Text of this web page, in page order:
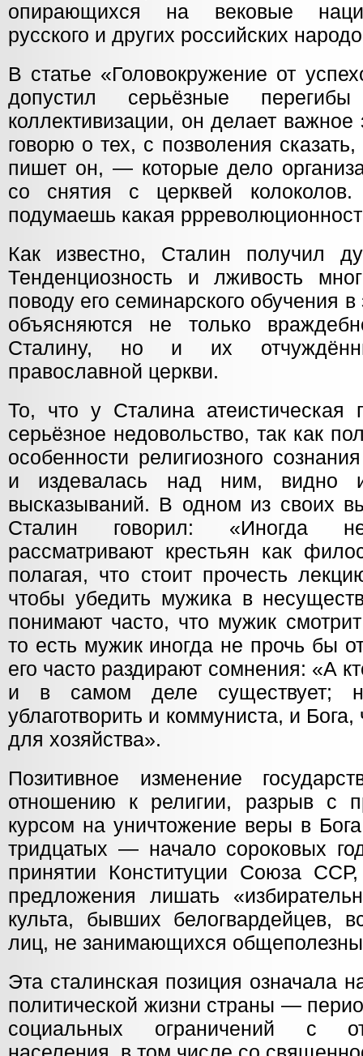
опирающихся на вековые
русского и других российских
В статье «Головокружение от
допустил серьёзные
коллективизации, он делает
говорю о тех, с позволения
пишет он, — которые дело
со снятия с церквей
подумаешь какая
Как известно, Сталин получил
Тенденциозность и лживость
поводу его семинарского обучения
объясняются не только
Сталину, но и их
православной церкви.
То, что у Сталина атеистическая
серьёзное недовольство, так как
особенности религиозного
и издевалась над ним, видно
высказываний. В одном из своих
Сталин говорил: «Иногда
рассматривают крестьян как
полагая, что стоит прочесть
чтобы убедить мужика в
понимают часто, что мужик
то есть мужик иногда не прочь бы
его часто раздирают сомнения: «А
и в самом деле существует;
ублаготворить и коммуниста, и
для хозяйства».
Позитивное изменение
отношению к религии, разрыв с
курсом на уничтожение веры в
тридцатых — начало сороковых
принятии Конституции Союза
предложения лишать
культа, бывших белогвардейцев,
лиц, не занимающихся
Эта сталинская позиция означала
политической жизни страны —
социальных ограничений с